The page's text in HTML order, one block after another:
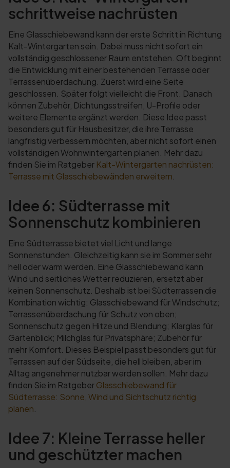
schrittweise nachrüsten
Eine Glasschiebewand kann der erste Schritt in Richtung
Kalt-Wintergarten sein. Dabei muss nicht sofort ein
vollständig geschlossener Raum entstehen. Oft beginnt
die Entwicklung mit einer bestehenden Terrasse oder
Terrassenüberdachung. Zuerst wird eine Seite
geschlossen. Später folgt vielleicht die Front. Danach
können Zubehör, Dichtungsstreifen, U-Profile oder
weitere Elemente ergänzt werden. Diese Idee passt
besonders gut für Hausbesitzer, die ihre Terrasse
langfristig verbessern möchten, aber nicht sofort einen
vollständigen Wohnwintergarten planen. Mehr dazu
finden Sie im Ratgeber Kalt-Wintergarten nachrüsten:
Terrasse mit Glasschiebewänden erweitern
Idee 6: Südterrasse mit
Sonnenschutz kombinieren
Eine Südterrasse bietet viel Licht und lange
Sonnenstunden. Gleichzeitig kann sie im Sommer sehr
hell oder warm werden. Eine Glasschiebewand kann
Wind und seitliches Wetter reduzieren, ersetzt aber
keinen Sonnenschutz. Deshalb ist bei Südterrassen die
Kombination wichtig: Glasschiebewand für Windschutz;
Terrassenüberdachung für Schutz von oben;
Sonnenschutz gegen Hitze und Blendung; Klarglas für
Gartenblick; Milchglas für Privatsphäre; Zubehör für
mehr Komfort. Dieses Beispiel passt besonders gut für
Terrassen auf der Südseite, die hell bleiben, aber im
Alltag angenehmer nutzbar werden sollen. Mehr dazu
finden Sie im RatgeberGlasschiebewand für
Südterrasse: Sonne, Wind und Sichtschutz richtig
planen
Idee 7: Kleine Terrasse heller
und geschützter machen